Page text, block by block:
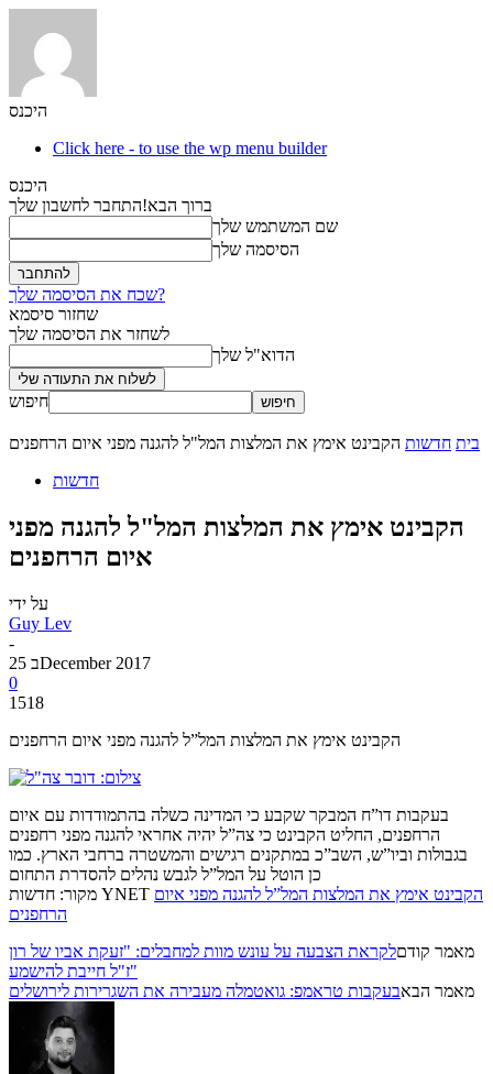
היכנס
Click here - to use the wp menu builder
היכנס
ברוך הבא!התחבר לחשבון שלך
שם המשתמש שלך
הסיסמה שלך
שכח את הסיסמה שלך?
שחזור סיסמא
לשחזר את הסיסמה שלך
הדוא"ל שלך
חיפוש
בית חדשות הקבינט אימץ את המלצות המל"ל להגנה מפני איום הרחפנים
חדשות
הקבינט אימץ את המלצות המל"ל להגנה מפני
איום הרחפנים
על ידי
Guy Lev
-
25 בDecember 2017
0
1518
הקבינט אימץ את המלצות המל”ל להגנה מפני איום הרחפנים
בעקבות דו”ח המבקר שקבע כי המדינה כשלה בהתמודדות עם איום
הרחפנים, החליט הקבינט כי צה”ל יהיה אחראי להגנה מפני רחפנים
בגבולות וביו”ש, השב”כ במתקנים רגישים והמשטרה ברחבי הארץ. כמו
כן הוטל על המל”ל לגבש נהלים להסדרת התחום
מקור: חדשות YNET הקבינט אימץ את המלצות המל”ל להגנה מפני איום
הרחפנים
מאמר קודםלקראת הצבעה על עונש מוות למחבלים: "זעקת אביו של רון
ז"ל חייבת להישמע"
מאמר הבאבעקבות טראמפ: גואטמלה מעבירה את השגרירות לירושלים